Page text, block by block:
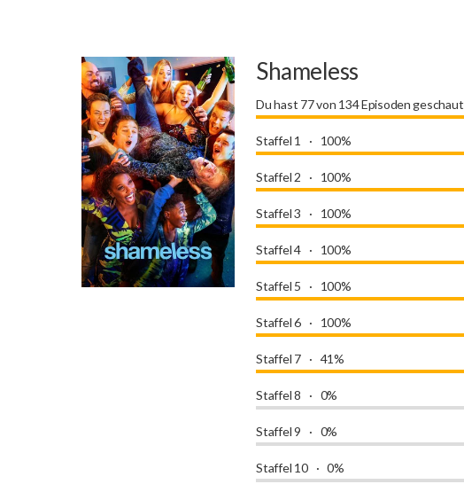
Shameless
Du hast 77 von 134 Episoden geschaut
Staffel 1 100%
Staffel 2 100%
Staffel 3 100%
Staffel 4 100%
Staffel 5 100%
Staffel 6 100%
Staffel 7 41%
Staffel 8 0%
Staffel 9 0%
Staffel 10 0%